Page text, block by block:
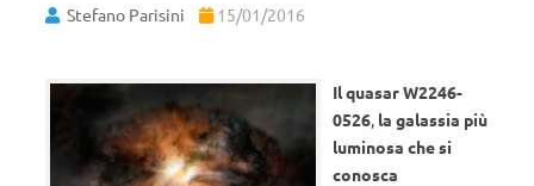
Stefano Parisini 15/01/2016
Il quasar W2246-
0526, la galassia più
luminosa che si
conosca